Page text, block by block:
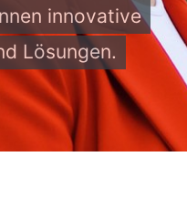
innovative
Lösungen.